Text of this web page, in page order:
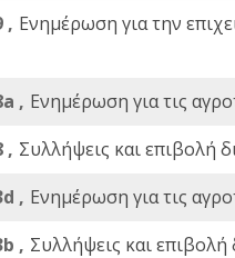
, Ενημέρωση για την
, Ενημέρωση για τις
, Συλλήψεις και επιβολή
, Ενημέρωση για τις
, Συλλήψεις και